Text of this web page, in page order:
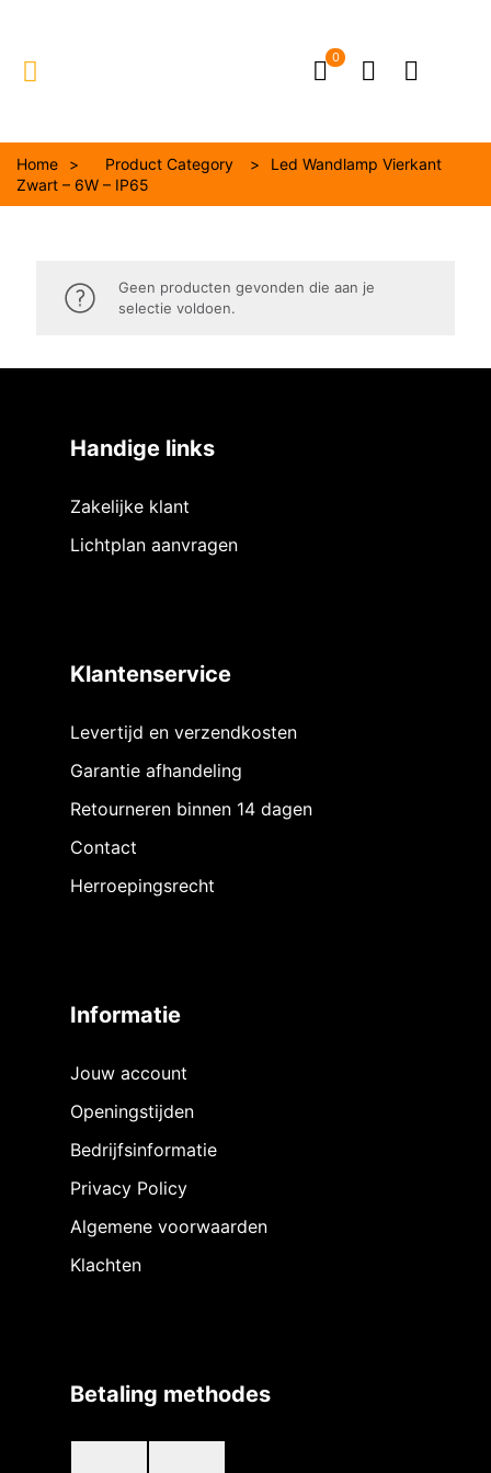
0
Home > Product Category >
Led Wandlamp Vierkant
Zwart – 6W – IP65
Geen producten gevonden die aan je
selectie voldoen.
Handige links
Zakelijke klant
Lichtplan aanvragen
Klantenservice
Levertijd en verzendkosten
Garantie afhandeling
Retourneren binnen 14 dagen
Contact
Herroepingsrecht
Informatie
Jouw account
Openingstijden
Bedrijfsinformatie
Privacy Policy
Algemene voorwaarden
Klachten
Betaling methodes